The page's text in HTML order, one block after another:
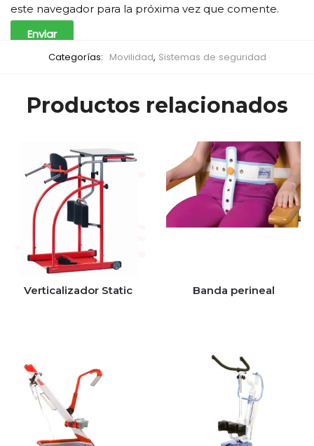
este navegador para la próxima vez que comente.
Categorías: Movilidad, Sistemas de seguridad
Productos relacionados
Verticalizador Static Banda perineal